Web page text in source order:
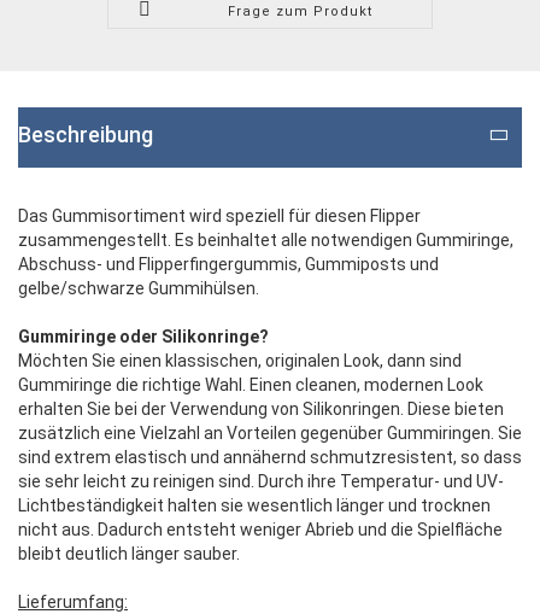
Frage zum Produkt
Beschreibung
Das Gummisortiment wird speziell für diesen Flipper
zusammengestellt. Es beinhaltet alle notwendigen Gummiringe,
Abschuss- und Flipperfingergummis, Gummiposts und
gelbe/schwarze Gummihülsen.
Gummiringe oder Silikonringe?
Möchten Sie einen klassischen, originalen Look, dann sind
Gummiringe die richtige Wahl. Einen cleanen, modernen Look
erhalten Sie bei der Verwendung von Silikonringen. Diese bieten
zusätzlich eine Vielzahl an Vorteilen gegenüber Gummiringen. Sie
sind extrem elastisch und annähernd schmutzresistent, so dass
sie sehr leicht zu reinigen sind. Durch ihre Temperatur- und UV-
Lichtbeständigkeit halten sie wesentlich länger und trocknen
nicht aus. Dadurch entsteht weniger Abrieb und die Spielfläche
bleibt deutlich länger sauber.
Lieferumfang: